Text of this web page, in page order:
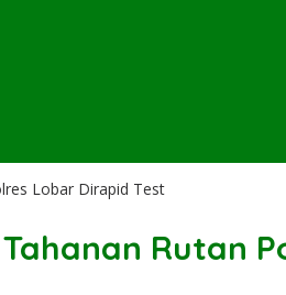
Lobar Dirapid Test
Rutan